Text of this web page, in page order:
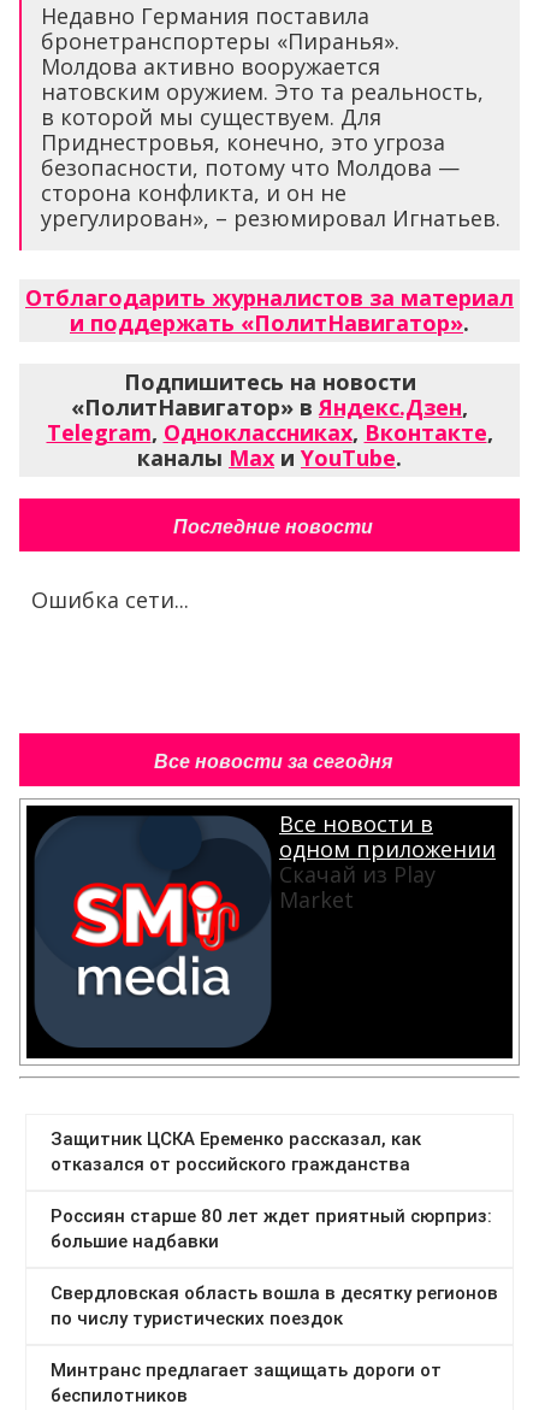
Недавно Германия поставила
бронетранспортеры «Пиранья».
Молдова активно вооружается
натовским оружием. Это та реальность,
в которой мы существуем. Для
Приднестровья, конечно, это угроза
безопасности, потому что Молдова —
сторона конфликта, и он не
урегулирован», – резюмировал Игнатьев.
Отблагодарить журналистов за материал
и поддержать «ПолитНавигатор».
Подпишитесь на новости
«ПолитНавигатор» вЯндекс.Дзен,
Telegram, Одноклассниках, Вконтакте,
каналы Max и YouTube.
Последние новости
Ошибка сети...
Все новости за сегодня
Все новости в
одном приложении
Скачай из Play
Market